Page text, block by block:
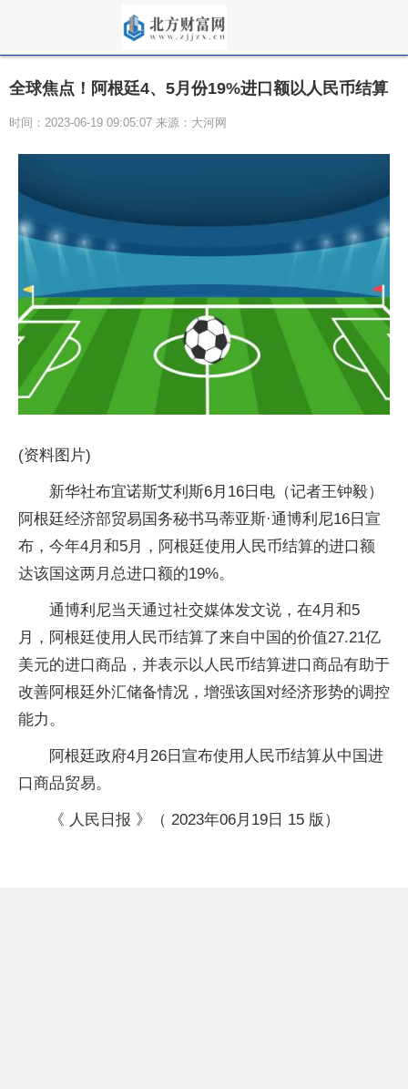
全球焦点！阿根廷4、5月份19%进口额以人民币结算
时间：2023-06-19 09:05:07 来源：大河网
(资料图片)
新华社布宜诺斯艾利斯6月16日电（记者王钟毅）
阿根廷经济部贸易国务秘书马蒂亚斯·通博利尼16日宣
布，今年4月和5月，阿根廷使用人民币结算的进口额
达该国这两月总进口额的19%。
通博利尼当天通过社交媒体发文说，在4月和5
月，阿根廷使用人民币结算了来自中国的价值27.21亿
美元的进口商品，并表示以人民币结算进口商品有助于
改善阿根廷外汇储备情况，增强该国对经济形势的调控
能力。
阿根廷政府4月26日宣布使用人民币结算从中国进
口商品贸易。
《 人民日报 》（ 2023年06月19日 15 版）